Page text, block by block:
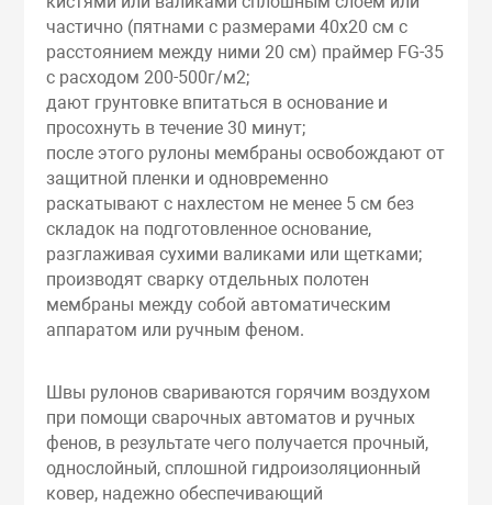
частично (пятнами с размерами 40х20 см с
расстоянием между ними 20 см) праймер FG-35
с расходом 200-500г/м2;
дают грунтовке впитаться в основание и
просохнуть в течение 30 минут;
после этого рулоны мембраны освобождают от
защитной пленки и одновременно
раскатывают с нахлестом не менее 5 см без
складок на подготовленное основание,
разглаживая сухими валиками или щетками;
производят сварку отдельных полотен
мембраны между собой автоматическим
аппаратом или ручным феном.
Швы рулонов свариваются горячим воздухом
при помощи сварочных автоматов и ручных
фенов, в результате чего получается прочный,
однослойный, сплошной гидроизоляционный
ковер, надежно обеспечивающий